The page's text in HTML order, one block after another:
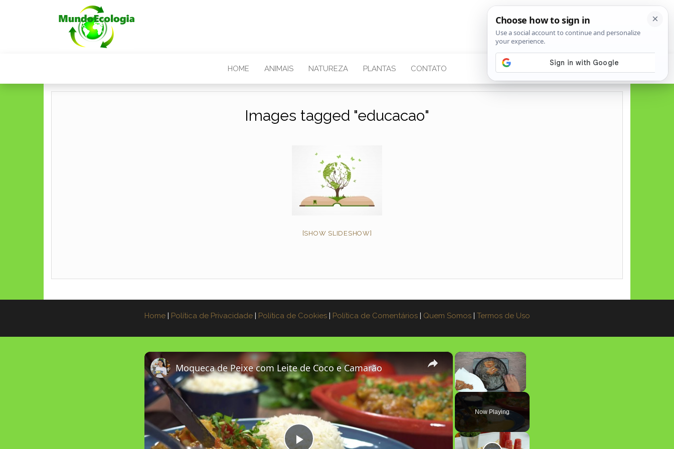
HOME ANIMAIS NATUREZA PLANTAS CONTATO
Images tagged "educacao"
[SHOW SLIDESHOW]
Home | Política de Privacidade | Política de Cookies | Política de Comentários | Quem Somos | Termos de Uso
×
Unmute
Now Playing
×
Moqueca de Peixe com Leite de Coco e Camarão